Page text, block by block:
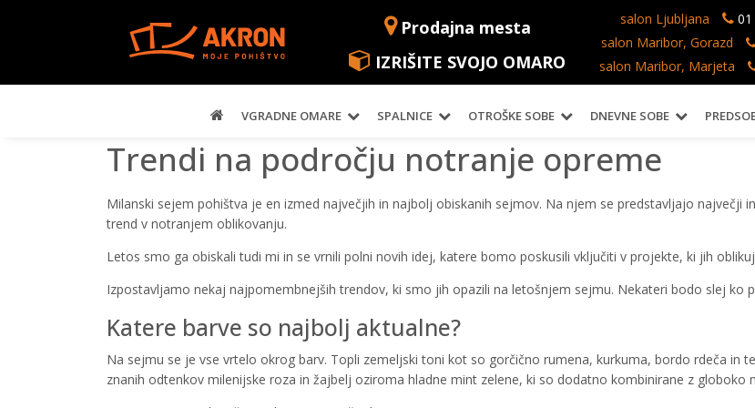
Prodajna mesta
IZRIŠITE SVOJO OMARO
salon Ljubljana
salon Maribor, Gorazd
salon Maribor, Marjeta
VGRADNE OMARE SPALNICE OTROŠKE SOBE DNEVNE SOBE
Trendi na področju notranje opreme
Milanski sejem pohištva je en izmed največjih in najbolj obiskanih sejmov. Na njem se predstavljajo največji
trend v notranjem oblikovanju.
Letos smo ga obiskali tudi mi in se vrnili polni novih idej, katere bomo poskusili vključiti v projekte, ki jih
Izpostavljamo nekaj najpomembnejših trendov, ki smo jih opazili na letošnjem sejmu. Nekateri bodo slej ko
Katere barve so najbolj aktualne?
Na sejmu se je vse vrtelo okrog barv. Topli zemeljski toni kot so gorčično rumena, kurkuma, bordo rdeča in
znanih odtenkov milenijske roza in žajbelj oziroma hladne mint zelene, ki so dodatno kombinirane z globoko